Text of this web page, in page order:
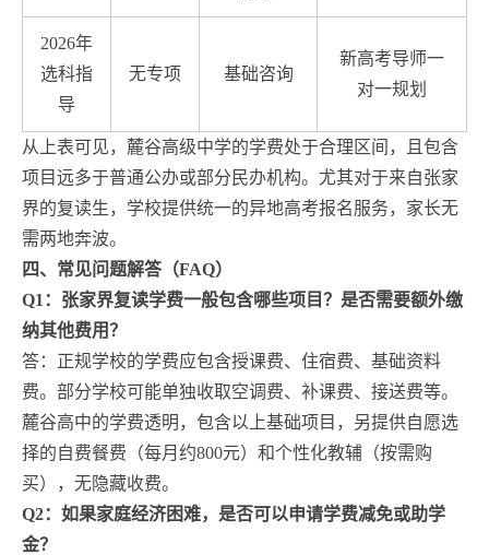
2026年
选科指
导
无专项 基础咨询
新高考导师一
对一规划
从上表可见，麓谷高级中学的学费处于合理区间，且包含
项目远多于普通公办或部分民办机构。尤其对于来自张家
界的复读生，学校提供统一的异地高考报名服务，家长无
需两地奔波。
四、常见问题解答（FAQ）
Q1：张家界复读学费一般包含哪些项目？是否需要额外缴
纳其他费用？
答：正规学校的学费应包含授课费、住宿费、基础资料
费。部分学校可能单独收取空调费、补课费、接送费等。
麓谷高中的学费透明，包含以上基础项目，另提供自愿选
择的自费餐费（每月约800元）和个性化教辅（按需购
买），无隐藏收费。
Q2：如果家庭经济困难，是否可以申请学费减免或助学
金？